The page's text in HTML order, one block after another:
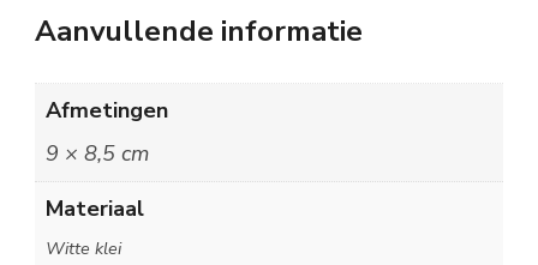
Aanvullende informatie
Afmetingen
9 × 8,5 cm
Materiaal
Witte klei